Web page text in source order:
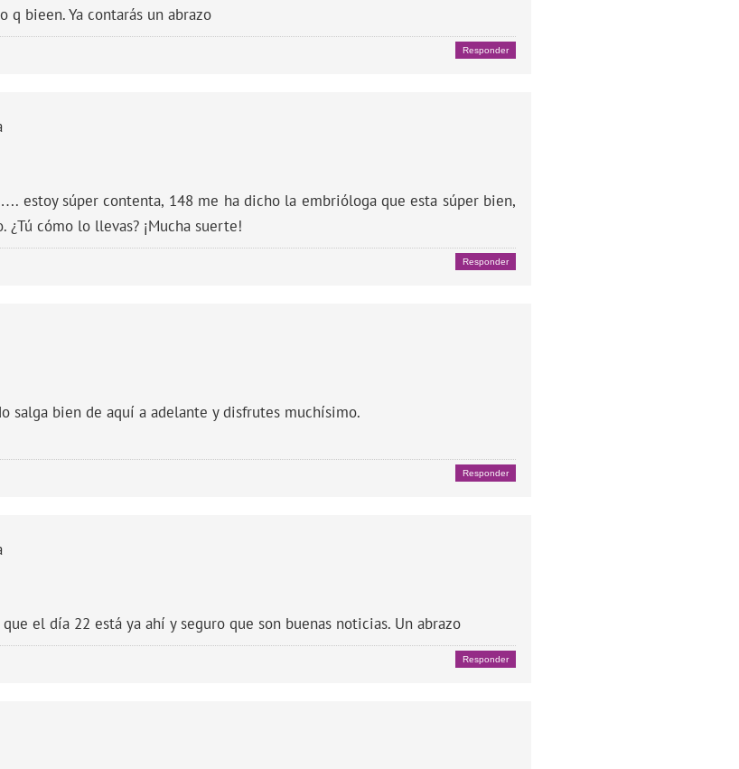
q bieen. Ya contarás un abrazo
Responder
estoy súper contenta, 148 me ha dicho la embrióloga que esta súper bien,
cómo lo llevas? ¡Mucha suerte!
Responder
salga bien de aquí a adelante y disfrutes muchísimo.
Responder
el día 22 está ya ahí y seguro que son buenas noticias. Un abrazo
Responder